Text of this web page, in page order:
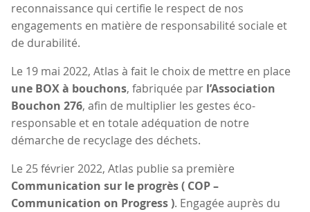
reconnaissance qui certifie le respect de nos
engagements en matière de responsabilité sociale et
de durabilité.
Le 19 mai 2022, Atlas à fait le choix de mettre en place
une BOX à bouchons, fabriquée par l’Association
Bouchon 276, afin de multiplier les gestes éco-
responsable et en totale adéquation de notre
démarche de recyclage des déchets.
Le 25 février 2022, Atlas publie sa première
Communication sur le progrès ( COP –
Communication on Progress ). Engagée auprès du